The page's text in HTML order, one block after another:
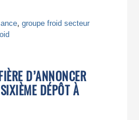
, groupe froid secteur
D’ANNONCER
DÉPÔT À